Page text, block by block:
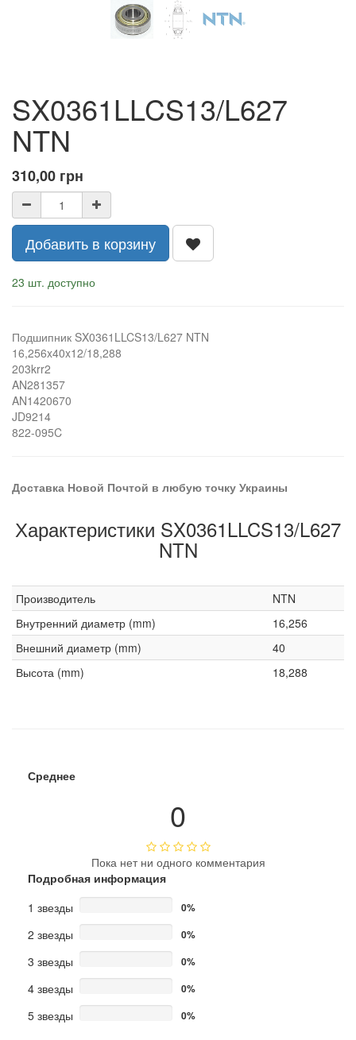
SX0361LLCS13/L627
NTN
310,00 грн
Добавить в корзину
23 шт. доступно
Подшипник SX0361LLCS13/L627 NTN
16,256x40x12/18,288
203krr2
AN281357
AN1420670
JD9214
822-095C
Доставка Новой Почтой в любую точку Украины
Характеристики SX0361LLCS13/L627
NTN
Производитель
NTN
Внутренний диаметр (mm)
16,256
Внешний диаметр (mm)
40
Высота (mm)
18,288
Среднее
0
Пока нет ни одного комментария
Подробная информация
1 звезды
0%
2 звезды 0%
3 звезды 0%
4 звезды 0%
5 звезды 0%